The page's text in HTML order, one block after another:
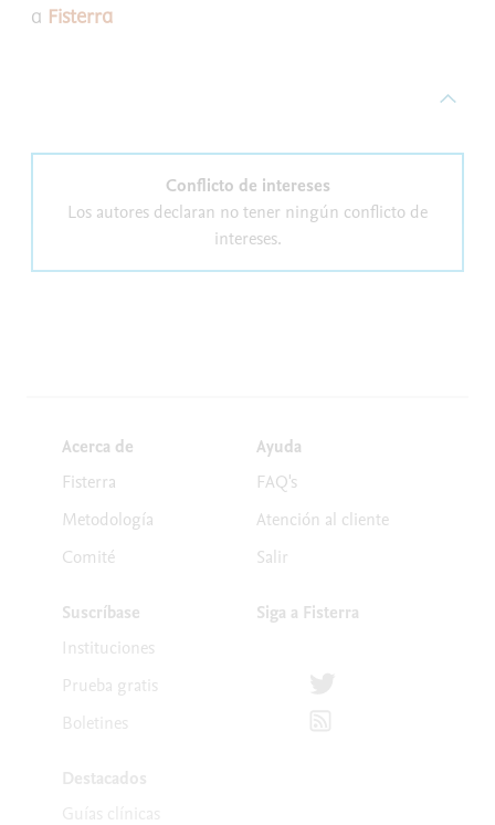
a Fisterra
Conflicto de intereses
Los autores declaran no tener ningún conflicto de
intereses.
Acerca de
Fisterra
Metodología
Comité
Suscríbase
Instituciones
Prueba gratis
Boletines
Destacados
Ayuda
FAQ's
Atención al cliente
Salir
Siga a Fisterra